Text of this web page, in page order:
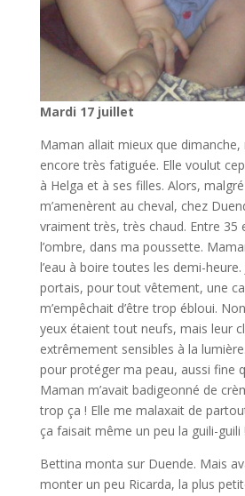
Mardi 17 juillet
Maman allait mieux que dimanche,
encore très fatiguée. Elle voulut
à Helga et à ses filles. Alors,
m’amenèrent au cheval, chez
vraiment très, très chaud. Entre 35
l’ombre, dans ma poussette.
l’eau à boire toutes les demi-heure.
portais, pour tout vêtement, une
m’empêchait d’être trop ébloui.
yeux étaient tout neufs, mais leur
extrêmement sensibles à la
pour protéger ma peau, aussi fine
Maman m’avait badigeonné de
trop ça ! Elle me malaxait de
ça faisait même un peu la guili-guili !
Bettina monta sur Duende. Mais
monter un peu Ricarda, la plus